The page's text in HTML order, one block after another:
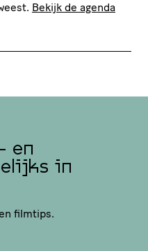
Bekijk de agenda
en
in
filmtips.